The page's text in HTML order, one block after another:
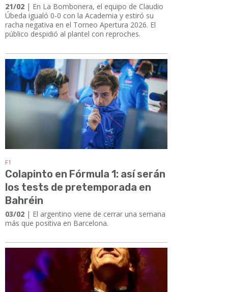
21/02 | En La Bombonera, el equipo de Claudio
Úbeda igualó 0-0 con la Academia y estiró su
racha negativa en el Torneo Apertura 2026. El
público despidió al plantel con reproches.
F1
Colapinto en Fórmula 1: así serán
los tests de pretemporada en
Bahréin
03/02 | El argentino viene de cerrar una semana
más que positiva en Barcelona.